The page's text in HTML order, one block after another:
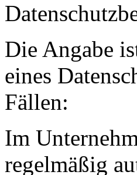
Die Angabe
eines
Fällen:
Im
regelmäßig